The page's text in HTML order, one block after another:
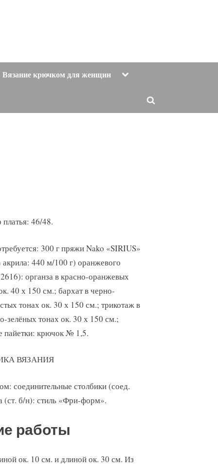
Вязание крючком для женщин Toggle
Toggle
платья: 46/48.
300 г пряжи Nako «SIRIUS»
акрила: 440 м/100 г) оранжевого
органза в красно-оранжевых
40 х 150 см.; бархат в черно-
тонах ок. 30 х 150 см.; трикотаж в
зелёных тонах ок. 30 х 150 см.;
пайетки: крючок № 1,5.
ВЯЗАНИЯ
соединительные столбики (соед.
(ст. б/н): стиль «Фри-форм».
работы
ок. 10 см. и длиной ок. 30 см. Из